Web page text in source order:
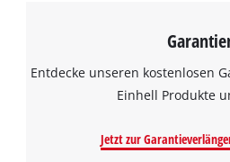
Entdecke unseren kostenlosen
Einhell Produkte
Jetzt zur